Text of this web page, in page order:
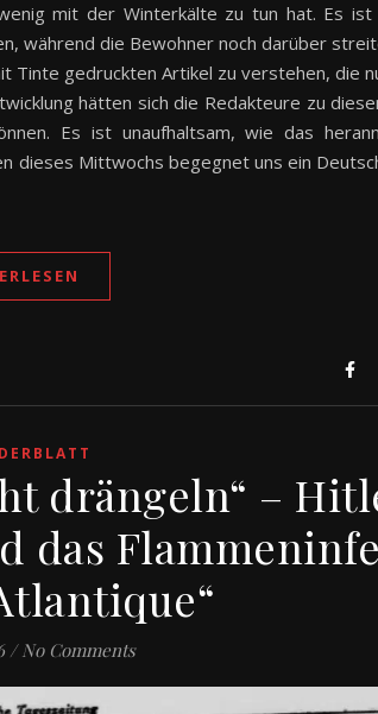
mit der Winterkälte zu tun hat. Es ist
während die Bewohner noch darüber
gedruckten Artikel zu verstehen, die
hätten sich die Redakteure zu
Es ist unaufhaltsam, wie das
dieses Mittwochs begegnet uns ein
drängeln“ –
das
/ No Comments